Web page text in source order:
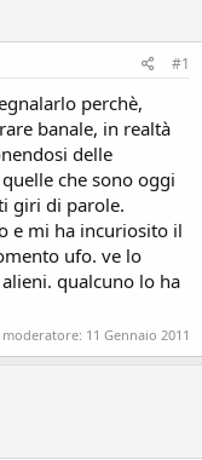
#1
perchè,
banale, in realtà
delle
che sono oggi
giri di parole.
e mi ha incuriosito il
ufo. ve lo
qualcuno lo ha
11 Gennaio 2011